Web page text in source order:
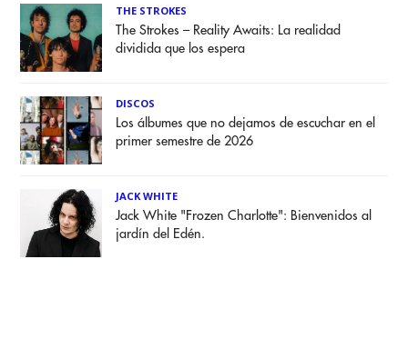
THE STROKES
The Strokes – Reality Awaits: La realidad
dividida que los espera
DISCOS
Los álbumes que no dejamos de escuchar en el
primer semestre de 2026
JACK WHITE
Jack White "Frozen Charlotte": Bienvenidos al
jardín del Edén.